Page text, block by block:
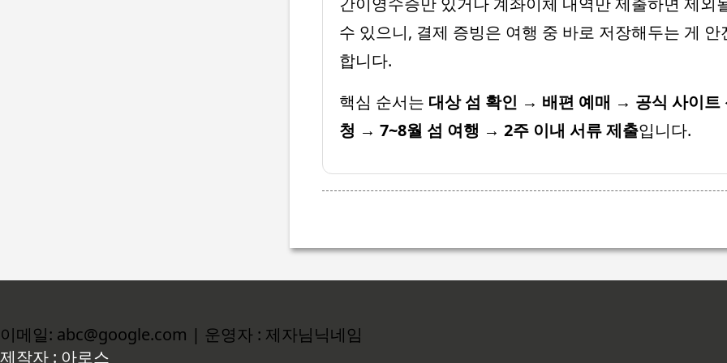
수 있으니, 결제 증빙은 여행 중 바로 저장해두는 게 안
합니다.
핵심 순서는 대상 섬 확인 → 배편 예매 → 공식 사이트
청 → 7~8월 섬 여행 → 2주 이내 서류 제출입니다.
이메일: abc@google.com | 운영자 : 제자님닉네임
제작자 : 아로스